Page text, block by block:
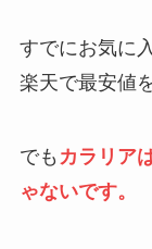
すでにお気に
楽天で最安値
でも カラリア
ゃないです。